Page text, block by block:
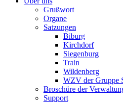
Grußwort
Organe
Satzungen
Biburg
Kirchdorf
Siegenburg
Train
Wildenberg
WZV der Gruppe
Broschüre der
Support